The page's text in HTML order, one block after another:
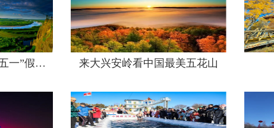
大兴安岭地区2025年“五一”假期文旅产品发布 来大兴安岭看中国最美五花山